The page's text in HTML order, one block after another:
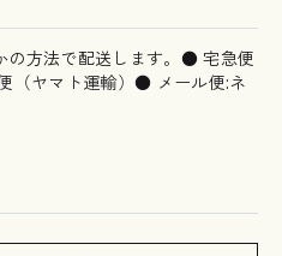
の方法で配送します。● 宅急便
（ヤマト運輸）● メール便:ネ